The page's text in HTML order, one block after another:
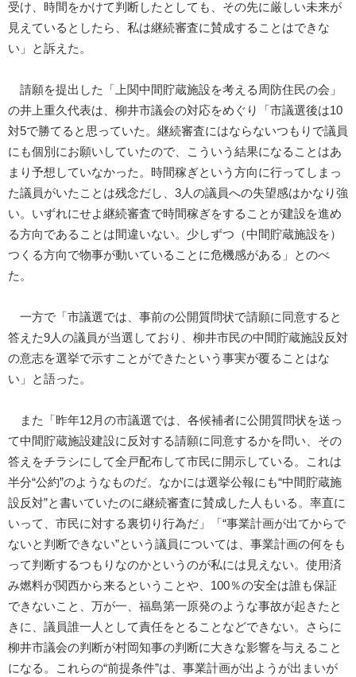
受け、時間をかけて判断したとしても、その先に厳しい未来が
見えているとしたら、私は継続審査に賛成することはできな
い」と訴えた。
請願を提出した「上関中間貯蔵施設を考える周防住民の会」
の井上重久代表は、柳井市議会の対応をめぐり「市議選後は10
対5で勝てると思っていた。継続審査にはならないつもりで議員
にも個別にお願いしていたので、こういう結果になることはあ
まり予想していなかった。時間稼ぎという方向に行ってしまっ
た議員がいたことは残念だし、3人の議員への失望感はかなり強
い。いずれにせよ継続審査で時間稼ぎをすることが建設を進め
る方向であることは間違いない。少しずつ（中間貯蔵施設を）
つくる方向で物事が動いていることに危機感がある」とのべ
た。
一方で「市議選では、事前の公開質問状で請願に同意すると
答えた9人の議員が当選しており、柳井市民の中間貯蔵施設反対
の意志を選挙で示すことができたという事実が覆ることはな
い」と語った。
また「昨年12月の市議選では、各候補者に公開質問状を送っ
て中間貯蔵施設建設に反対する請願に同意するかを問い、その
答えをチラシにして全戸配布して市民に開示している。これは
半分“公約”のようなものだ。なかには選挙公報にも“中間貯蔵施
設反対”と書いていたのに継続審査に賛成した人もいる。率直に
いって、市民に対する裏切り行為だ」「“事業計画が出てからで
ないと判断できない”という議員については、事業計画の何をも
って判断するつもりなのかというのが私には見えない。使用済
み燃料が関西から来るということや、100％の安全は誰も保証
できないこと、万が一、福島第一原発のような事故が起きたと
きに、議員誰一人として責任をとることなどできない。さらに
柳井市議会の判断が村岡知事の判断に大きな影響を与えること
になる。これらの“前提条件”は、事業計画が出ようが出まいが